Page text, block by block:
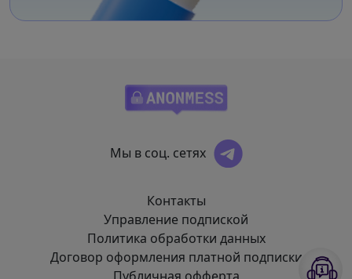
Мы в соц. сетях
Контакты
Управление подпиской
Политика обработки данных
Договор оформления платной подписки